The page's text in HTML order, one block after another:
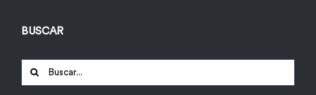
BUSCAR
Buscar: